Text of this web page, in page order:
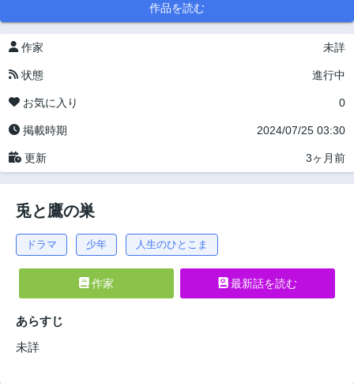
作品を読む
作家 未詳
状態 進行中
お気に入り 0
掲載時期 2024/07/25 03:30
更新 3ヶ月前
兎と鷹の巣
ドラマ 少年 人生のひとこま
作家 最新話を読む
あらすじ
未詳